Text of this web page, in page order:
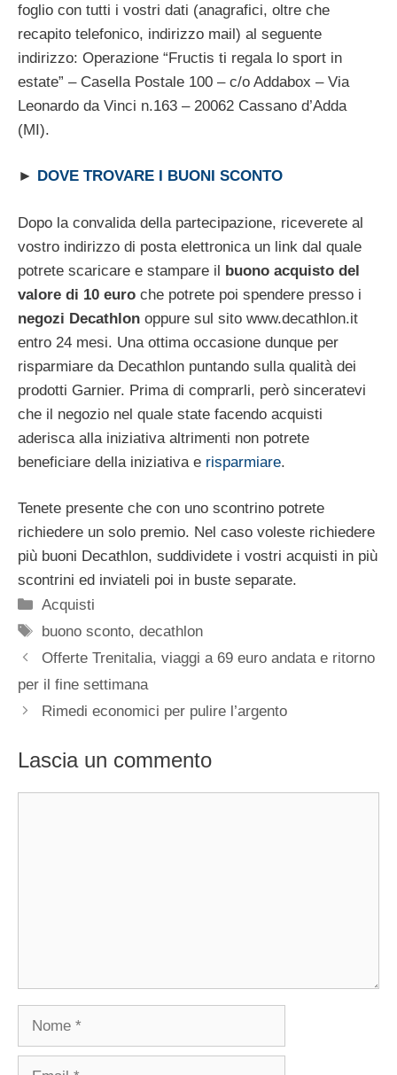
foglio con tutti i vostri dati (anagrafici, oltre che
recapito telefonico, indirizzo mail) al seguente
indirizzo: Operazione “Fructis ti regala lo sport in
estate” – Casella Postale 100 – c/o Addabox – Via
Leonardo da Vinci n.163 – 20062 Cassano d’Adda
(MI).
► DOVE TROVARE I BUONI SCONTO
Dopo la convalida della partecipazione, riceverete al
vostro indirizzo di posta elettronica un link dal quale
potrete scaricare e stampare il buono acquisto del
valore di 10 euro che potrete poi spendere presso i
negozi Decathlon oppure sul sito www.decathlon.it
entro 24 mesi. Una ottima occasione dunque per
risparmiare da Decathlon puntando sulla qualità dei
prodotti Garnier. Prima di comprarli, però sinceratevi
che il negozio nel quale state facendo acquisti
aderisca alla iniziativa altrimenti non potrete
beneficiare della iniziativa e risparmiare.
Tenete presente che con uno scontrino potrete
richiedere un solo premio. Nel caso voleste richiedere
più buoni Decathlon, suddividete i vostri acquisti in più
scontrini ed inviateli poi in buste separate.
Categorie
Acquisti
Tag
buono sconto,decathlon
Offerte Trenitalia, viaggi a 69 euro andata e ritorno
per il fine settimana
Rimedi economici per pulire l’argento
Lascia un commento